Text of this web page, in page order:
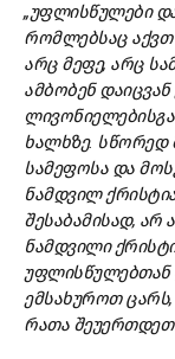
„უფლისწულები
რომლებსაც აქვთ
არც მეფე, არც
ამბობენდაიცვან
ხალხზე. სწორედ
სამეფოსა და
ნამდვილ
შესაბამისად, არ
ნამდვილი
უფლისწულებთან
ემსახუროთცარს,
რათა შეუერთდეთ